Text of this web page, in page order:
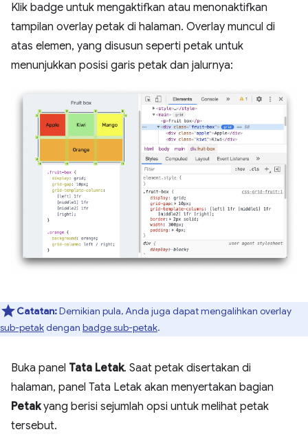
Klik badge untuk mengaktifkan atau menonaktifkan
tampilan overlay petak di halaman. Overlay muncul di
atas elemen, yang disusun seperti petak untuk
menunjukkan posisi garis petak dan jalurnya:
Catatan:Demikian pula, Anda juga dapat mengalihkan overlay
sub-petakdengan badge sub-petak.
Buka panel Tata Letak. Saat petak disertakan di
halaman, panel Tata Letak akan menyertakan bagian
Petakyang berisi sejumlah opsi untuk melihat petak
tersebut.